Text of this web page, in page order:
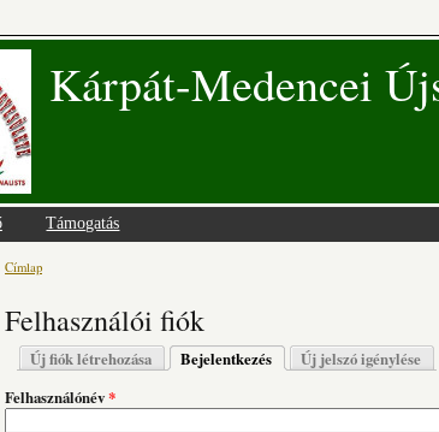
Kárpát-Medencei
Támogatás
Jelenlegi hely
Címlap
Felhasználói fiók
Elsődleges fülek
Új fiók létrehozása Bejelentkezés (aktív fül)
Új jelszó igénylése
Felhasználónév*